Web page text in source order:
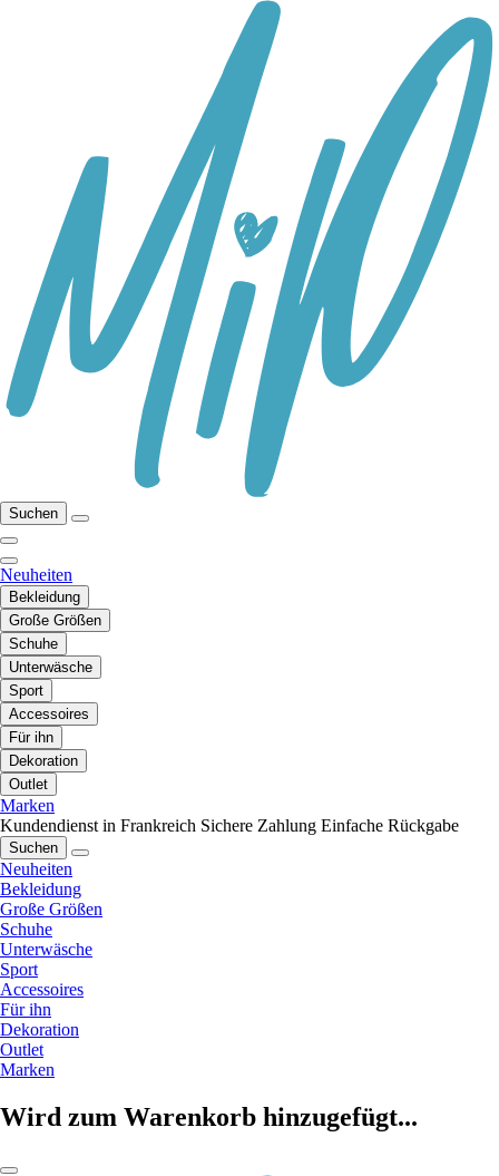
Suchen
Neuheiten
Bekleidung
Große Größen
Schuhe
Unterwäsche
Sport
Accessoires
Für ihn
Dekoration
Outlet
Marken
Kundendienst in Frankreich Sichere Zahlung Einfache Rückgabe
Suchen
Neuheiten
Bekleidung
Große Größen
Schuhe
Unterwäsche
Sport
Accessoires
Für ihn
Dekoration
Outlet
Marken
Wird zum Warenkorb hinzugefügt...